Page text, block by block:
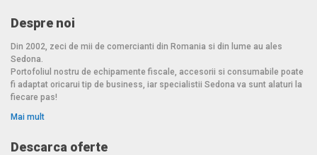
Despre noi
Din 2002, zeci de mii de comercianti din Romania si din lume au ales
Sedona.
Portofoliul nostru de echipamente fiscale, accesorii si consumabile poate
fi adaptat oricarui tip de business, iar specialistii Sedona va sunt alaturi la
fiecare pas!
Mai mult
Descarca oferte